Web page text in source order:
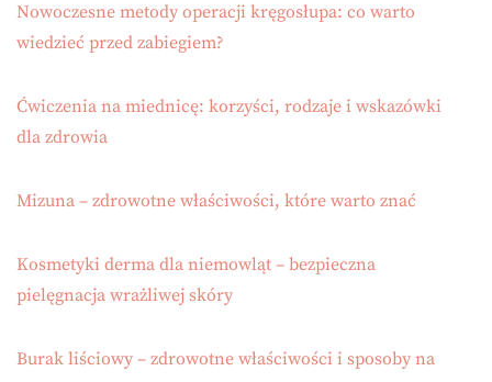
Nowoczesne metody operacji kręgosłupa: co warto
wiedzieć przed zabiegiem?
Ćwiczenia na miednicę: korzyści, rodzaje i wskazówki
dla zdrowia
Mizuna – zdrowotne właściwości, które warto znać
Kosmetyki derma dla niemowląt – bezpieczna
pielęgnacja wrażliwej skóry
Burak liściowy – zdrowotne właściwości i sposoby na